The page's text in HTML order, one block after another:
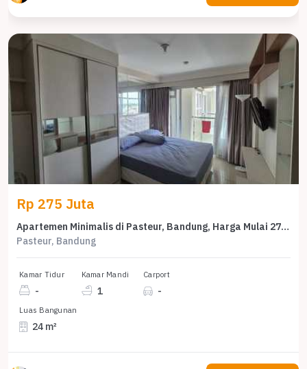
Rp 275 Juta
Apartemen Minimalis di Pasteur, Bandung, Harga Mulai 275 Juta
Pasteur, Bandung
Kamar Tidur
-
Kamar Mandi
1
Carport
-
Luas Bangunan
24 m²